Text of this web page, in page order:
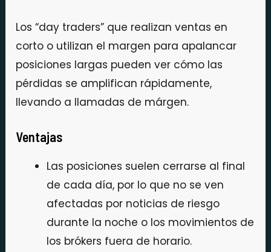
Los “day traders” que realizan ventas en
corto o utilizan el margen para apalancar
posiciones largas pueden ver cómo las
pérdidas se amplifican rápidamente,
llevando a llamadas de márgen.
Ventajas
Las posiciones suelen cerrarse al final
de cada día, por lo que no se ven
afectadas por noticias de riesgo
durante la noche o los movimientos de
los brókers fuera de horario.